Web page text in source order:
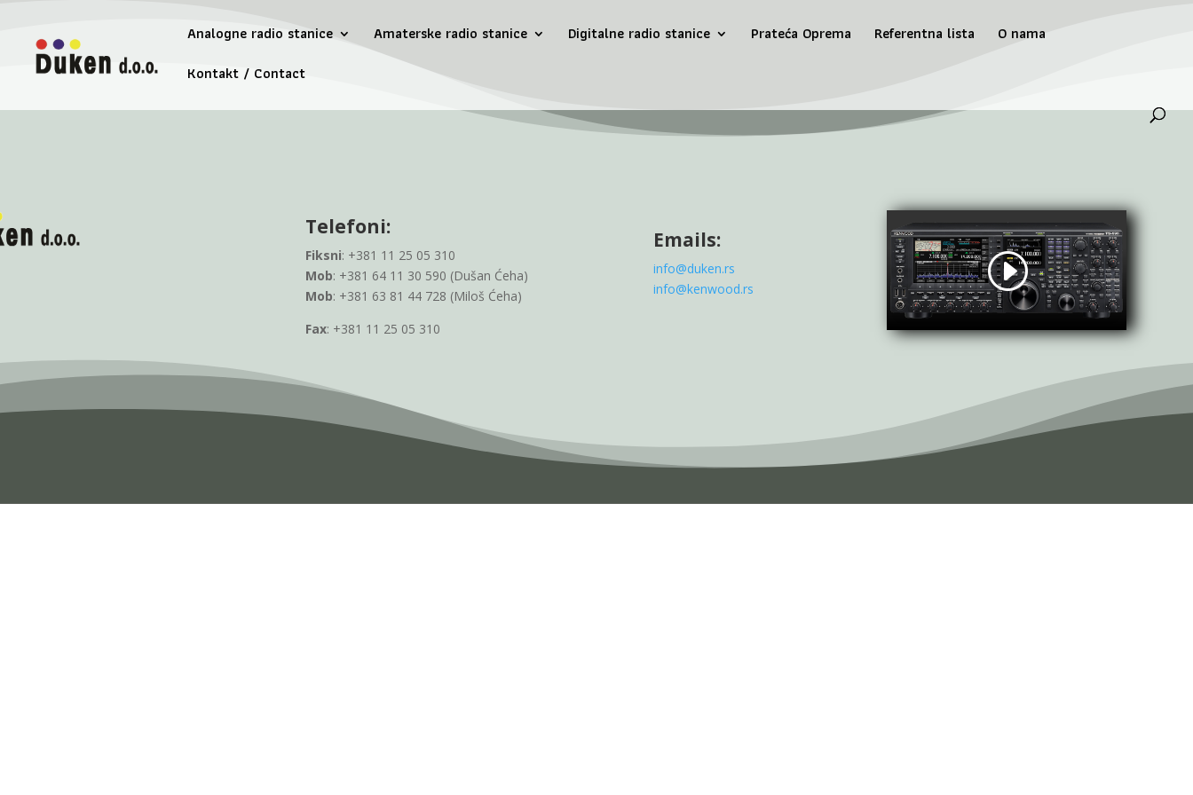
Analogne radio stanice Amaterske radio stanice Digitalne radio stanice Prateća Oprema Referentna lista
O nama
Kontakt / Contact
Telefoni:
Fiksni: +381 11 25 05 310
Mob: +381 64 11 30 590 (Dušan Ćeha)
Mob: +381 63 81 44 728 (Miloš Ćeha)
Fax: +381 11 25 05 310
Emails:
info@duken.rs
info@kenwood.rs